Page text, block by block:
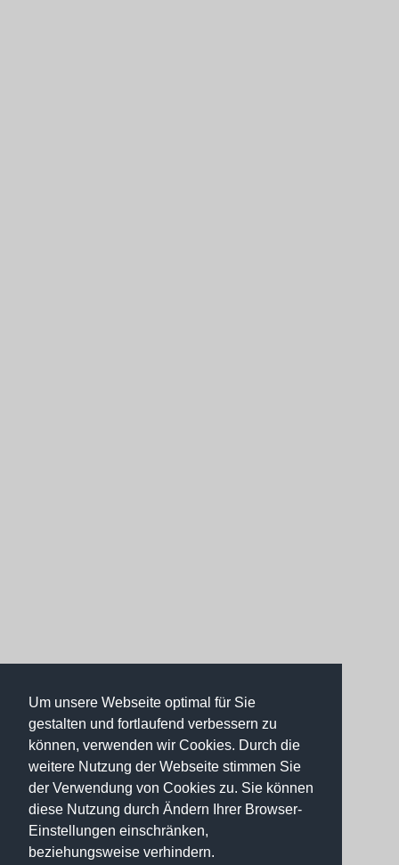
Um unsere Webseite optimal für Sie
gestalten und fortlaufend verbessern zu
können, verwenden wir Cookies. Durch die
weitere Nutzung der Webseite stimmen Sie
der Verwendung von Cookies zu. Sie können
diese Nutzung durch Ändern Ihrer Browser-
Einstellungen einschränken,
beziehungsweise verhindern.